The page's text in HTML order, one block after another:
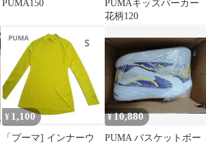
PUMA150
PUMAキッズパーカー
花柄120
¥ 1,100
「プーマ] インナーウ
¥10,880
PUMA バスケットボー